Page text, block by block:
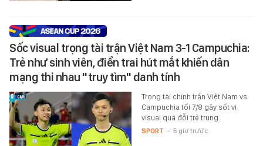
Sốc visual trọng tài trận Việt Nam 3-1 Campuchia:
Trẻ như sinh viên, điển trai hút mắt khiến dân
mạng thi nhau "truy tìm" danh tính
Trọng tài chính trận Việt Nam vs
Campuchia tối 7/8 gây sốt vì
visual quá đỗi trẻ trung.
SPORT - 5 giờ trước